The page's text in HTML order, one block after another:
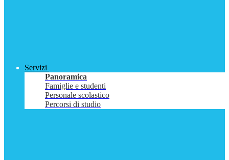
Servizi
Panoramica
Famiglie e studenti
Personale scolastico
Percorsi di studio